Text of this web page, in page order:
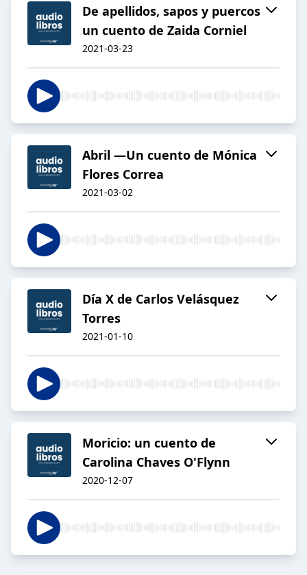
De apellidos, sapos y puercos
un cuento de Zaida Corniel
2021-03-23
Abril —Un cuento de Mónica
Flores Correa
2021-03-02
Día X de Carlos Velásquez
Torres
2021-01-10
Moricio: un cuento de
Carolina Chaves O'Flynn
2020-12-07